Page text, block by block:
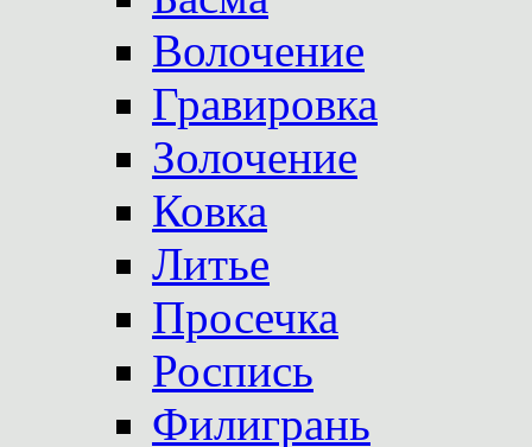
Волочение
Гравировка
Золочение
Ковка
Литье
Просечка
Роспись
Филигрань